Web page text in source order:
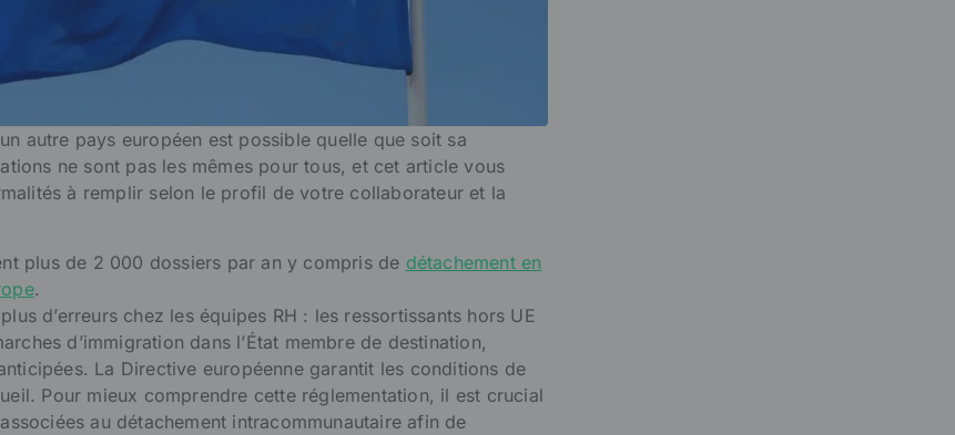
autre pays européen est possible quelle que soit sa
ne sont pas les mêmes pour tous, et cet article vous
à remplir selon le profil de votre collaborateur et la
plus de 2 000 dossiers par an y compris de détachement en
.
d’erreurs chez les équipes RH : les ressortissants hors UE
d’immigration dans l’État membre de destination,
La Directive européenne garantit les conditions de
Pour mieux comprendre cette réglementation, il est crucial
au détachement intracommunautaire afin de